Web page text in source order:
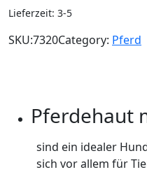
Lieferzeit: 3-5
SKU:7320Category: Pferd
Pferdehaut
sind ein idealer
sich vor allem für